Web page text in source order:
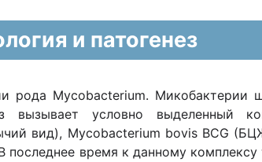
и патогенез
рода Mycobacterium. Микобактерии
условно выделенный
вид), Mycobacterium bovis BCG
время к данному